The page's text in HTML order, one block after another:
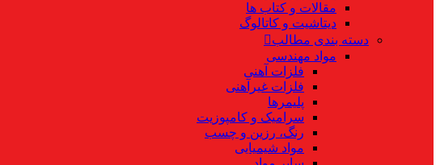
مقالات و کتاب ها
دیتاشیت و کاتالوگ
دسته بندی مطالب
مواد مهندسی
فلزات آهنی
فلزات غیرآهنی
پلیمرها
سرامیک و کامپوزیت
رنگ، رزین و چسب
مواد شیمیایی